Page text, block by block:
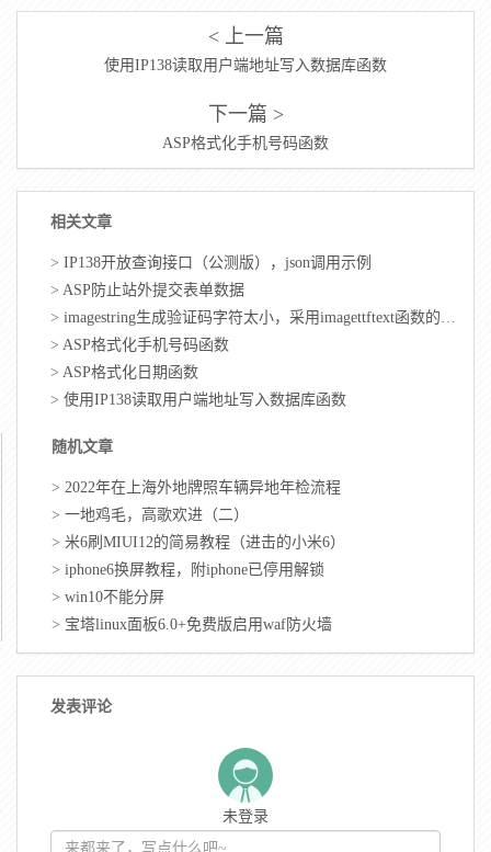
< 上一篇
使用IP138读取用户端地址写入数据库函数
下一篇 >
ASP格式化手机号码函数
相关文章
> IP138开放查询接口（公测版），json调用示例
> ASP防止站外提交表单数据
> imagestring生成验证码字符太小，采用imagettftext函数的验证码修正版
> ASP格式化手机号码函数
> ASP格式化日期函数
> 使用IP138读取用户端地址写入数据库函数
随机文章
> 2022年在上海外地牌照车辆异地年检流程
> 一地鸡毛，高歌欢进（二）
> 米6刷MIUI12的简易教程（进击的小米6）
> iphone6换屏教程，附iphone已停用解锁
> win10不能分屏
> 宝塔linux面板6.0+免费版启用waf防火墙
发表评论
未登录